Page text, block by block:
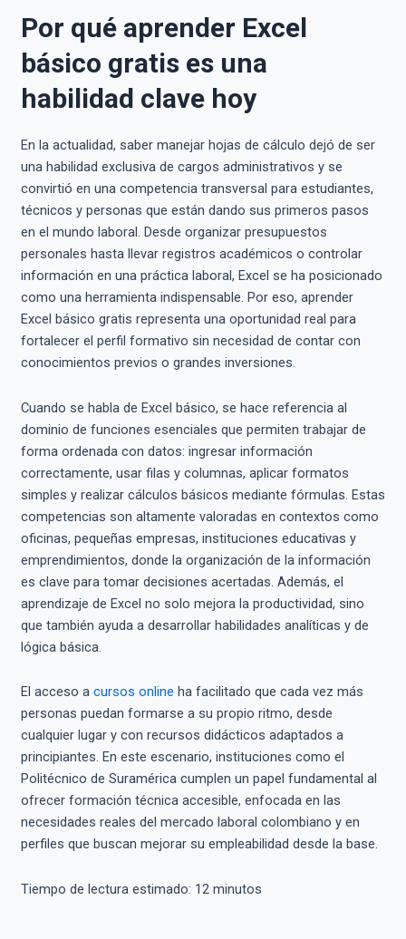
Por qué aprender Excel
básico gratis es una
habilidad clave hoy
En la actualidad, saber manejar hojas de cálculo dejó de ser
una habilidad exclusiva de cargos administrativos y se
convirtió en una competencia transversal para estudiantes,
técnicos y personas que están dando sus primeros pasos
en el mundo laboral. Desde organizar presupuestos
personales hasta llevar registros académicos o controlar
información en una práctica laboral, Excel se ha posicionado
como una herramienta indispensable. Por eso, aprender
Excel básico gratis representa una oportunidad real para
fortalecer el perfil formativo sin necesidad de contar con
conocimientos previos o grandes inversiones.
Cuando se habla de Excel básico, se hace referencia al
dominio de funciones esenciales que permiten trabajar de
forma ordenada con datos: ingresar información
correctamente, usar filas y columnas, aplicar formatos
simples y realizar cálculos básicos mediante fórmulas. Estas
competencias son altamente valoradas en contextos como
oficinas, pequeñas empresas, instituciones educativas y
emprendimientos, donde la organización de la información
es clave para tomar decisiones acertadas. Además, el
aprendizaje de Excel no solo mejora la productividad, sino
que también ayuda a desarrollar habilidades analíticas y de
lógica básica.
El acceso a cursos online ha facilitado que cada vez más
personas puedan formarse a su propio ritmo, desde
cualquier lugar y con recursos didácticos adaptados a
principiantes. En este escenario, instituciones como el
Politécnico de Suramérica cumplen un papel fundamental al
ofrecer formación técnica accesible, enfocada en las
necesidades reales del mercado laboral colombiano y en
perfiles que buscan mejorar su empleabilidad desde la base.
Tiempo de lectura estimado: 12minutos